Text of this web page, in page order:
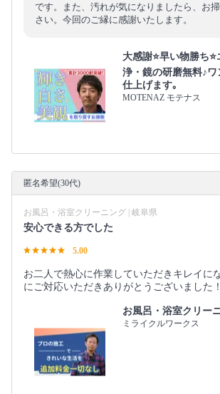
です。また、汚れが気になりましたら、お
さい。今回のご縁に感謝いたします。
大感謝⭐️早い物勝ち
浄・鏡の研磨無料♪ワ
仕上げます｡
MOTENAZ モテナス
匿名希望(30代)
お風呂・浴室クリーニング | 岐阜県
安心できる方でした
5.00
お二人で熱心に作業していただきキレイに
にご対応いただきありがとうございました！
お風呂・浴室クリー
ミライクルワークス